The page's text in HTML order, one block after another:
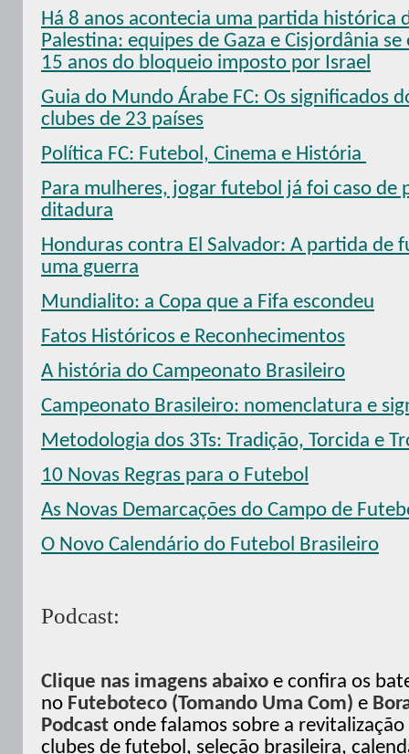
Há 8 anos acontecia uma partida histórica
Palestina: equipes de Gaza e Cisjordânia
15 anos do bloqueio imposto por Israel
Guia do Mundo Árabe FC: Os significados
clubes de 23 países
Política FC: Futebol, Cinema e História
Para mulheres, jogar futebol já foi caso de
ditadura
Honduras contra El Salvador: A partida de
uma guerra
Mundialito: a Copa que a Fifa escondeu
Fatos Históricos e Reconhecimentos
A história do Campeonato Brasileiro
Campeonato Brasileiro: nomenclatura e
Metodologia dos 3Ts: Tradição, Torcida e
10 Novas Regras para o Futebol
As Novas Demarcações do Campo de
O Novo Calendário do Futebol Brasileiro
Podcast:
Clique nas imagens abaixo e confira os
no Futeboteco (Tomando Uma Com) e
Podcast onde falamos sobre a revitalização
clubes de futebol, seleção brasileira,